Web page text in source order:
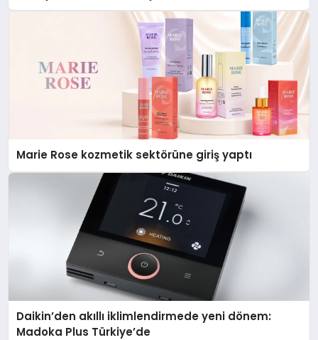
Düzenleyici Onaylarını Aldı
Marie Rose kozmetik sektörüne giriş yaptı
Daikin’den akıllı iklimlendirmede yeni dönem:
Madoka Plus Türkiye’de